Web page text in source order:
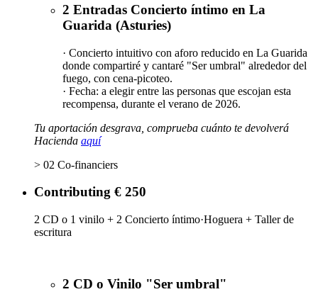
2 Entradas Concierto íntimo en La
Guarida (Asturies)
· Concierto intuitivo con aforo reducido en La Guarida
donde compartiré y cantaré "Ser umbral" alrededor del
fuego, con cena-picoteo.
· Fecha: a elegir entre las personas que escojan esta
recompensa, durante el verano de 2026.
Tu aportación desgrava, comprueba cuánto te devolverá
Hacienda aquí
> 02 Co-financiers
Contributing € 250
2 CD o 1 vinilo + 2 Concierto íntimo·Hoguera + Taller de
escritura
2 CD o Vinilo "Ser umbral"